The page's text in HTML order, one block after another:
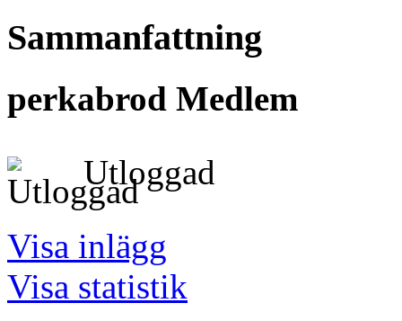
Sammanfattning
perkabrod Medlem
Utloggad
Visa inlägg
Visa statistik